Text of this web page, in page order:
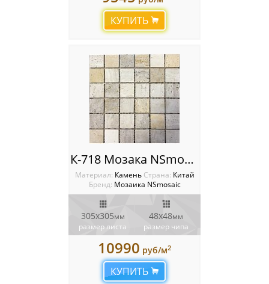
Мозаика Starmosaic
Мозаика Опера Декора
КУПИТЬ
К-718 Мозака NSmosaic
Материал: Камень Cтрана: Китай
Бренд: Мозаика NSmosaic
305х305мм
размер листа
48х48мм
размер чипа
10990 руб/м2
КУПИТЬ